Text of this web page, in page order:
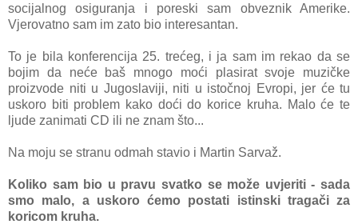
socijalnog osiguranja i poreski sam obveznik Amerike.
Vjerovatno sam im zato bio interesantan.
To je bila konferencija 25. trećeg, i ja sam im rekao da se
bojim da neće baš mnogo moći plasirat svoje muzičke
proizvode niti u Jugoslaviji, niti u istočnoj Evropi, jer će tu
uskoro biti problem kako doći do korice kruha. Malo će te
ljude zanimati CD ili ne znam što...
Na moju se stranu odmah stavio i Martin Sarvaž.
Koliko sam bio u pravu svatko se može uvjeriti - sada
smo malo, a uskoro ćemo postati istinski tragači za
koricom kruha.